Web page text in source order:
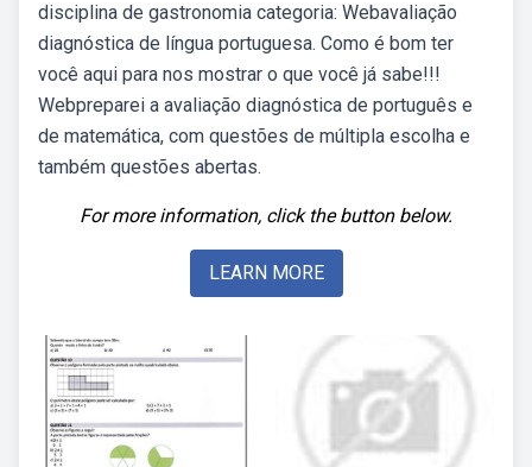
disciplina de gastronomia categoria: Webavaliação
diagnóstica de língua portuguesa. Como é bom ter
você aqui para nos mostrar o que você já sabe!!!
Webpreparei a avaliação diagnóstica de português e
de matemática, com questões de múltipla escolha e
também questões abertas.
For more information, click the button below.
LEARN MORE